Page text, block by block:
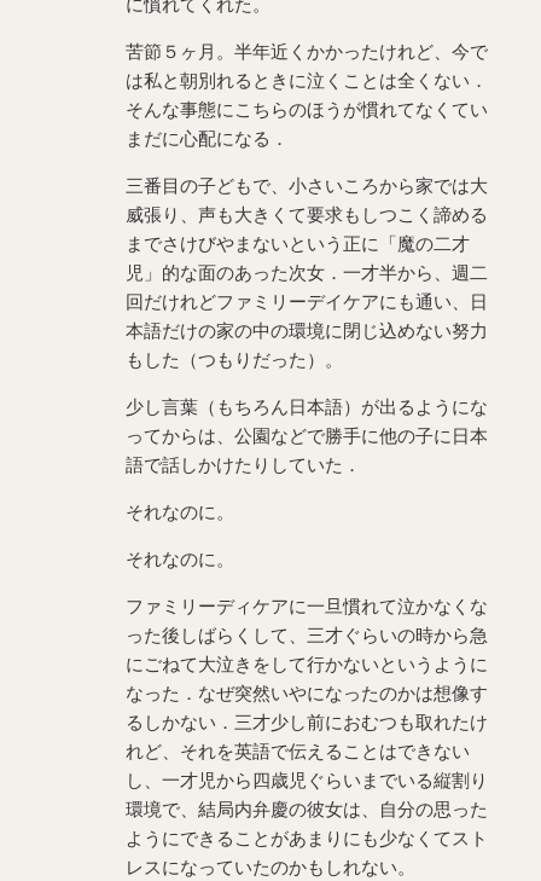
苦節５ヶ月。半年近くかかったけれど、今で
は私と朝別れるときに泣くことは全くない．
そんな事態にこちらのほうが慣れてなくてい
まだに心配になる．
三番目の子どもで、小さいころから家では大
威張り、声も大きくて要求もしつこく諦める
までさけびやまないという正に「魔の二才
児」的な面のあった次女．一才半から、週二
回だけれどファミリーデイケアにも通い、日
本語だけの家の中の環境に閉じ込めない努力
もした（つもりだった）。
少し言葉（もちろん日本語）が出るようにな
ってからは、公園などで勝手に他の子に日本
語で話しかけたりしていた．
それなのに。
それなのに。
ファミリーディケアに一旦慣れて泣かなくな
った後しばらくして、三才ぐらいの時から急
にごねて大泣きをして行かないというように
なった．なぜ突然いやになったのかは想像す
るしかない．三才少し前におむつも取れたけ
れど、それを英語で伝えることはできない
し、一才児から四歳児ぐらいまでいる縦割り
環境で、結局内弁慶の彼女は、自分の思った
ようにできることがあまりにも少なくてスト
レスになっていたのかもしれない。